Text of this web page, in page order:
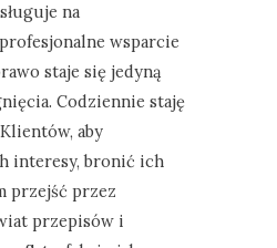
na
wsparcie
staje się jedyną
Codziennie staję
aby
interesy, bronić ich
przejść przez
przepisów i